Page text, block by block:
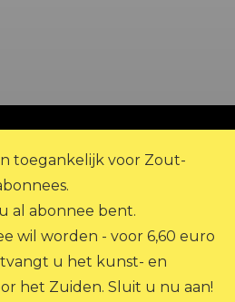
toegankelijk voor Zout-
al abonnee bent.
wil worden - voor 6,60 euro
u het kunst- en
het Zuiden. Sluit u nu aan!
rechten voorbehouden.